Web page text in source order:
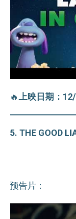
🔥上映日期：
5. THE GOOD
预告片：